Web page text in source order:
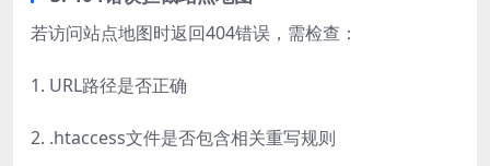
若访问站点地图时返回404错误，需检查：
1. URL路径是否正确
2. .htaccess文件是否包含相关重写规则